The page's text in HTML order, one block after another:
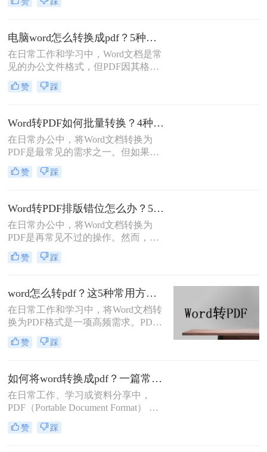
的安全性，几乎成为了标准文件格
档编辑工具，我们经常需要将其编辑
好的文档转换为PDF。
电脑word怎么转换成pdf？5种详细方法全解析！
在日常工作和学习中，Word文档是常
见的办公文件格式，但PDF因其格式
固定、兼容性好、安全性高等特点，
成为跨平台共享和打印的首选。那么
细介绍多种将电脑上的Word文档转换
为PDF的方法，帮助您根据需求选择
最合适的方案。
赞 踩
Word转PDF如何批量转换？4种高效方法详解！
在日常办公中，将Word文档转换为
PDF是最常见的需求之一。但如果你
手头有几十个甚至上百个Word文件需
要逐一转换，手动操作无疑会消耗大
换？本文将为你介绍4种经过验证的
高效方法，涵盖办公软件自带功能、
专业转换工具、在线服务以及编程脚
本。每个方法都包含完整操作步骤、
优缺点分析和注意事项，帮助你根据
实际需求选择最合适的方案。
赞 踩
Word转PDF排版错位怎么办？5种有效方法彻底解决排版错位问题！
在日常办公中，将Word文档转换为
PDF是再常见不过的操作。然而，很
多用户都遇到过这样的困扰：明明在
Word里排版整齐的文档，转成PDF后
偏、页码丢失等问题。尤其是在提交
重要报告、学术论文或投标文件时，
排版错位不仅影响美观，更可能让专
业形象大打折扣。那么word转pdf排版
错位怎么办？本文结合多年办公实战
经验，整理出5种经过验证的有效方
赞 踩
word怎么转pdf？这5种常用方法了解一下！
在日常工作和学习中，将Word文档转
换为PDF格式是一项高频需求。PDF
格式以其格式固定、兼容性强的特
点，成为文件共享和打印的首选。那
Word转PDF的常用方法，帮助您高效
完成转换任务。
赞 踩
如何将word转换成pdf？一篇常用方法详解！
在日常工作、学习或资料分享中，
PDF（Portable Document Format） 因
其格式固定、兼容性强、易于打印和
加密等优点，成为文件传输和存档的
赞 踩